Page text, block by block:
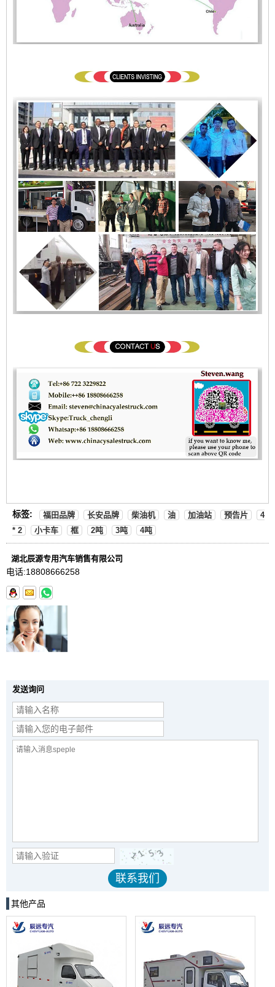
标签: 福田品牌 长安品牌 柴油机 油 加油站 预告片
4
* 2
小卡车 框 2吨 3吨 4吨
湖北辰源专用汽车销售有限公司
电话:18808666258
发送询问
其他产品